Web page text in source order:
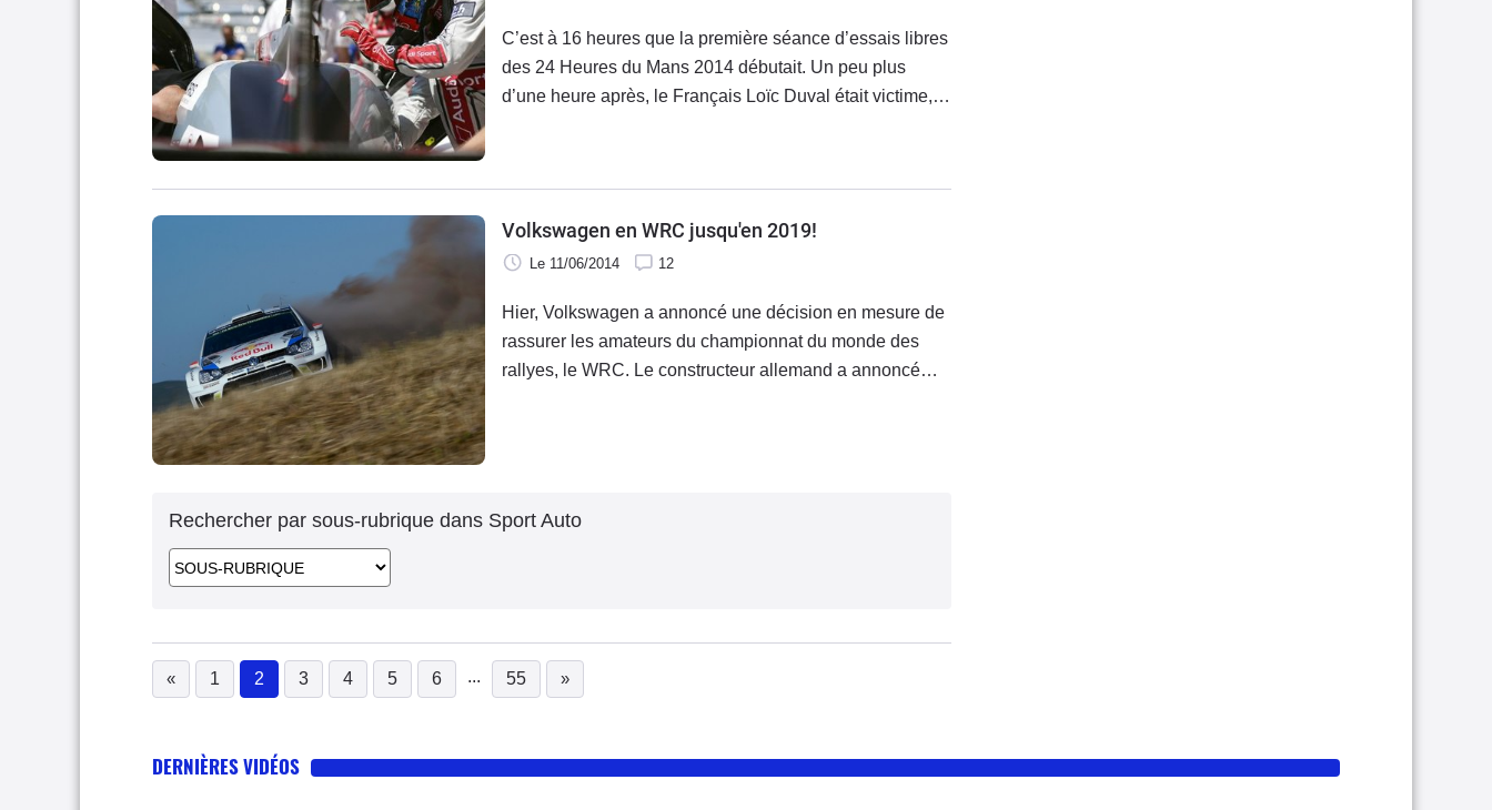
C’est à 16 heures que la première séance d’essais libres
des 24 Heures du Mans 2014 débutait. Un peu plus
d’une heure après, le Français Loïc Duval était victime, à
Volkswagen en WRC jusqu'en 2019!
Le 11/06/2014 12
Hier, Volkswagen a annoncé une décision en mesure de
rassurer les amateurs du championnat du monde des
rallyes, le WRC. Le constructeur allemand a annoncé
Rechercher par sous-rubrique dans Sport Auto
« 1 2
(current)
3 4 5 6 ... 55 »
DERNIÈRES VIDÉOS